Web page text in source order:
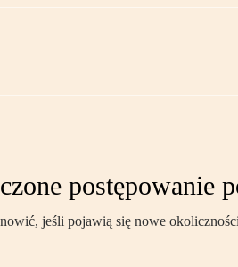
postępowanie
jeśli pojawią się nowe